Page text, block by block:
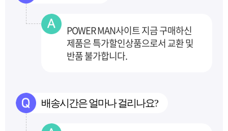
POWER MAN사이트 지금 구매하신
제품은 특가할인상품으로서 교환 및
반품 불가합니다.
배송시간은 얼마나 걸리나요?